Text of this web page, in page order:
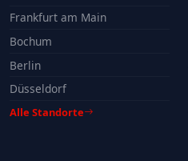
Frankfurt am Main
Bochum
Berlin
Düsseldorf
Alle Standorte